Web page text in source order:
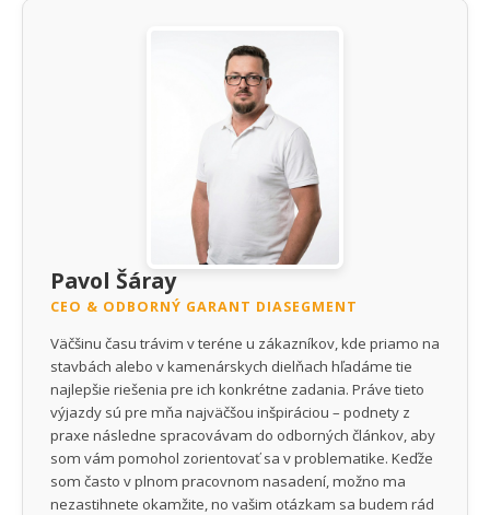
Pavol Šáray
CEO & ODBORNÝ GARANT DIASEGMENT
Väčšinu času trávim v teréne u zákazníkov, kde priamo na
stavbách alebo v kamenárskych dielňach hľadáme tie
najlepšie riešenia pre ich konkrétne zadania. Práve tieto
výjazdy sú pre mňa najväčšou inšpiráciou – podnety z
praxe následne spracovávam do odborných článkov, aby
som vám pomohol zorientovať sa v problematike. Keďže
som často v plnom pracovnom nasadení, možno ma
nezastihnete okamžite, no vašim otázkam sa budem rád